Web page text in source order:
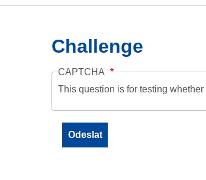
Challenge
CAPTCHA
This question is for testing